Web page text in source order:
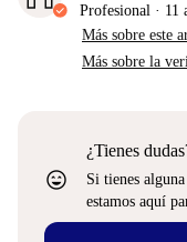
Profesional · 11
Más sobre este
Más sobre la
sentiment_very_satisfied
¿Tienes
Si tienes
estamos aquí